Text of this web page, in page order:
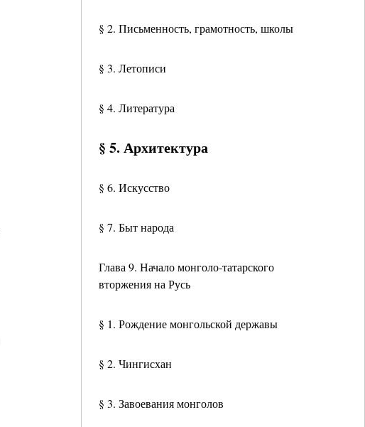
§ 2. Письменность, грамотность, школы
§ 3. Летописи
§ 4. Литература
§ 5. Архитектура
§ 6. Искусство
§ 7. Быт народа
Глава 9. Начало монголо-татарского
вторжения на Русь
§ 1. Рождение монгольской державы
§ 2. Чингисхан
§ 3. Завоевания монголов